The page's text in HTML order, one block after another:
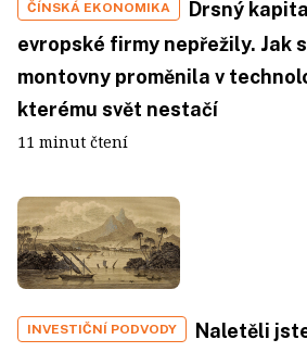
ČÍNSKÁ EKONOMIKA
Drsný
evropské firmy nepřežily. Jak
montovny proměnila v
kterému svět nestačí
11 minut čtení
INVESTIČNÍ PODVODY
Naletěli